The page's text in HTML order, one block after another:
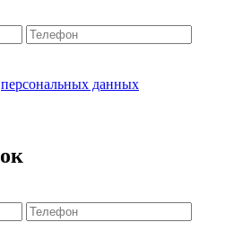
персональных данных